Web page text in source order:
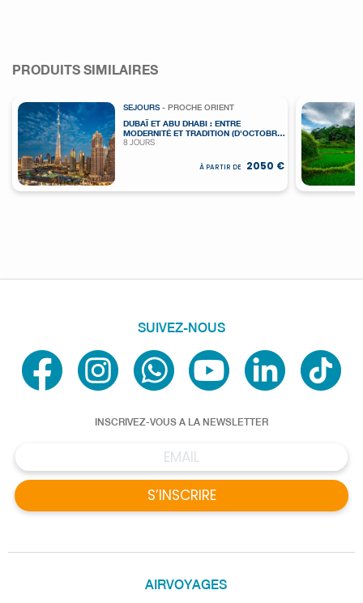
PRODUITS SIMILAIRES
SEJOURS - PROCHE ORIENT
DUBAÏ ET ABU DHABI : ENTRE
MODERNITÉ ET TRADITION (D'OCTOBRE
À MAI)
8 JOURS
À PARTIR DE 2050 €
AIRVOYAGES
SUIVEZ-NOUS
INSCRIVEZ-VOUS A LA NEWSLETTER
S’INSCRIRE